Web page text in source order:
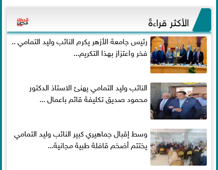
الأكثر قراءةً
رئيس جامعة الأزهر يكرم النائب وليد التمامي ..
فخر واعتزاز بهذا التكريم...
النائب وليد التمامي يهنئ الاستاذ الدكتور
محمود صديق تكليفة قائم باعمال ...
وسط إقبال جماهيري كبير النائب وليد التمامي
يختتم أضخم قافلة طبية مجانية...